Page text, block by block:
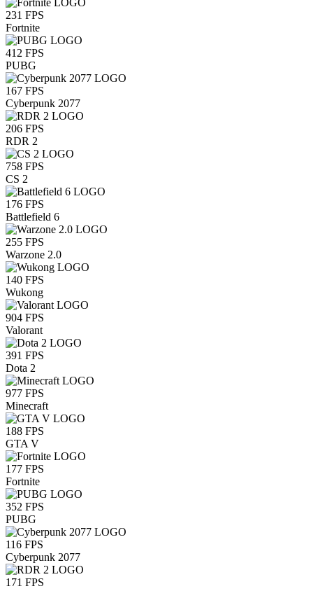
231 FPS
Fortnite
412 FPS
PUBG
167 FPS
Cyberpunk 2077
206 FPS
RDR 2
758 FPS
CS 2
176 FPS
Battlefield 6
255 FPS
Warzone 2.0
140 FPS
Wukong
904 FPS
Valorant
391 FPS
Dota 2
977 FPS
Minecraft
188 FPS
GTA V
177 FPS
Fortnite
352 FPS
PUBG
116 FPS
Cyberpunk 2077
171 FPS